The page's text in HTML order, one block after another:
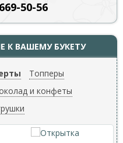
-50-56
К ВАШЕМУ БУКЕТУ
Топперы
и конфеты